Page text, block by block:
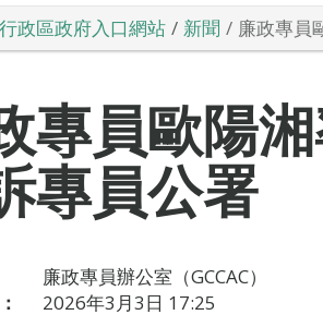
政區政府入口網站 新聞 廉政專員
專員歐陽
專員公署
廉政專員辦公室（GCCAC）
2026年3月3日 17:25